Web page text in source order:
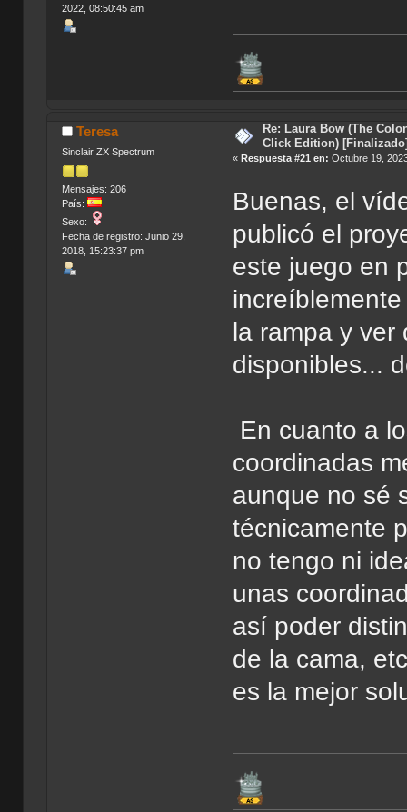
2022, 08:50:45 am
Teresa
Sinclair ZX Spectrum
Mensajes: 206
País:
Sexo:
Fecha de registro: Junio 29,
2018, 15:23:37 pm
Re: Laura Bow (The
Click Edition)
«Respuesta #21 en: Octubre 19,
Buenas, el
publicó el
este juego en
la rampa y ver
disponibles...
En cuanto a
coordinadas
aunque no sé
técnicamente
no tengo ni
unas
así poder
de la cama,
es la mejor